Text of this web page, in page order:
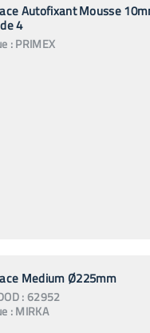
Autofixant Mousse
4
:PRIMEX
Medium Ø225mm
:62952
:MIRKA